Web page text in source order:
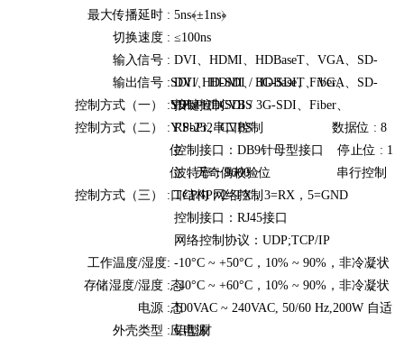
最大传播延时 : 5ns﴾±1ns﴿
切换速度 : ≤100ns
输入信号 : DVI、HDMI、HDBaseT、VGA、SD‐
SDI / HD‐SDI / 3G‐SDI、Fiber、
Y'PbPr、CVBS
输出信号 :DVI、HDMI、HDBaseT、VGA、SD‐
SDI / HD‐SDI / 3G‐SDI、Fiber、
Y'PbPr、CVBS
控制方式（一） :按键控制
控制方式（二） :RS‐232串口控制 数据位 : 8
位
控制接口：DB9针母型接口 停止位 : 1
位，无奇偶校验位
波特率：9600 串行控制
口结构：2=TX，3=RX，5=GND
控制方式（三） :TCP/IP网络控制
控制接口：RJ45接口
网络控制协议：UDP;TCP/IP
工作温度/湿度: ‐10°C ~ +50°C，10% ~ 90%，非冷凝状
态
存储湿度/湿度 :‐40°C ~ +60°C，10% ~ 90%，非冷凝状
态
电源 :100VAC ~ 240VAC, 50/60 Hz,200W 自适
应电源
外壳类型 :铝型材